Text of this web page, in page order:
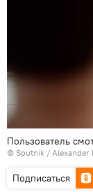
Пользователь
© Sputnik / Alexander
Подписаться